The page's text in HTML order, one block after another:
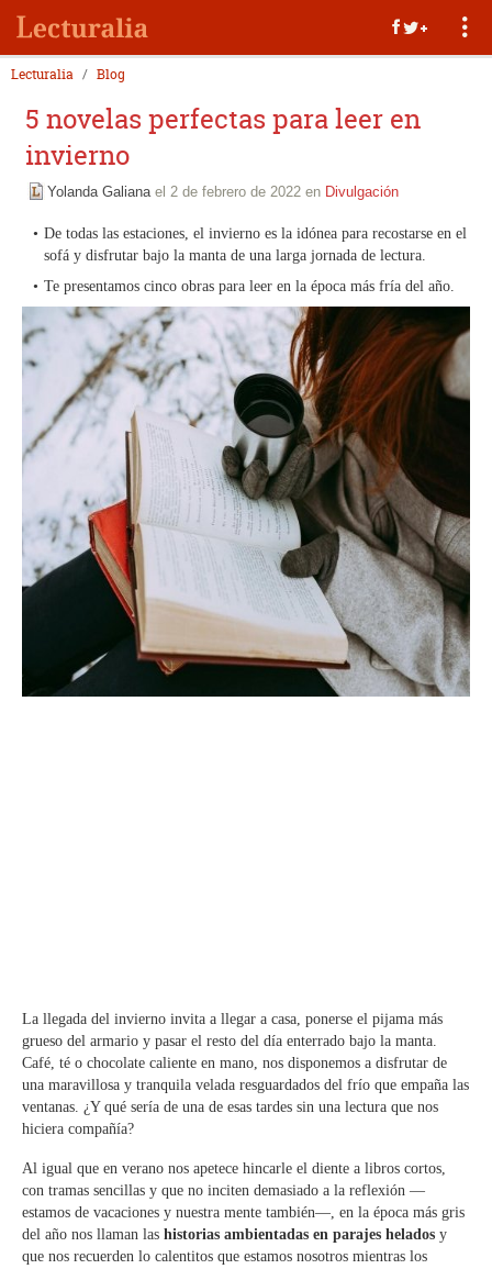
Lecturalia Blog
5 novelas perfectas para leer en
invierno
Yolanda Galianael 2 de febrero de 2022 en Divulgación
De todas las estaciones, el invierno es la idónea para recostarse en el
sofá y disfrutar bajo la manta de una larga jornada de lectura.
Te presentamos cinco obras para leer en la época más fría del año.
La llegada del invierno invita a llegar a casa, ponerse el pijama más
grueso del armario y pasar el resto del día enterrado bajo la manta.
Café, té o chocolate caliente en mano, nos disponemos a disfrutar de
una maravillosa y tranquila velada resguardados del frío que empaña las
ventanas. ¿Y qué sería de una de esas tardes sin una lectura que nos
hiciera compañía?
Al igual que en verano nos apetece hincarle el diente a libros cortos,
con tramas sencillas y que no inciten demasiado a la reflexión —
estamos de vacaciones y nuestra mente también—, en la época más gris
del año nos llaman las historias ambientadas en parajes helados y
que nos recuerden lo calentitos que estamos nosotros mientras los